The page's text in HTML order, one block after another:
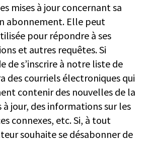
mises à jour concernant sa
abonnement. Elle peut
pour répondre à ses
et autres requêtes. Si
de s’inscrire à notre liste de
des courriels électroniques qui
contenir des nouvelles de la
à jour, des informations sur les
connexes, etc. Si, à tout
souhaite se désabonner de